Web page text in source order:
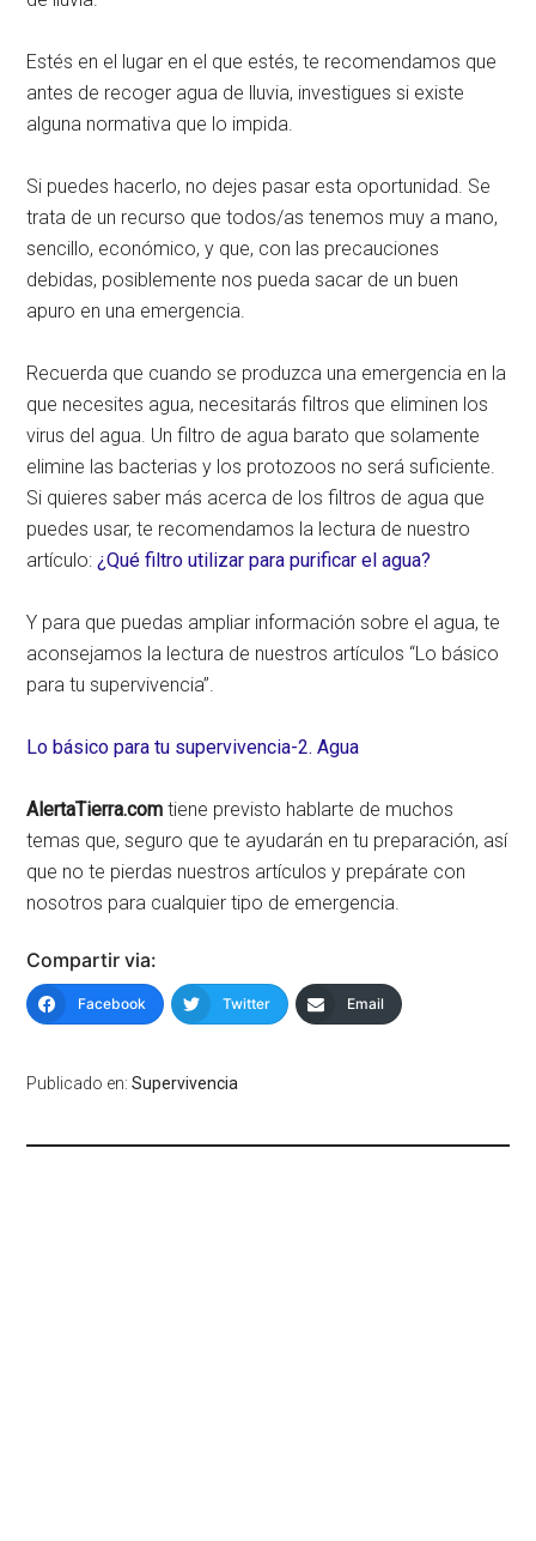
Estés en el lugar en el que estés, te recomendamos que
antes de recoger agua de lluvia, investigues si existe
alguna normativa que lo impida.
Si puedes hacerlo, no dejes pasar esta oportunidad. Se
trata de un recurso que todos/as tenemos muy a mano,
sencillo, económico, y que, con las precauciones
debidas, posiblemente nos pueda sacar de un buen
apuro en una emergencia.
Recuerda que cuando se produzca una emergencia en la
que necesites agua, necesitarás filtros que eliminen los
virus del agua. Un filtro de agua barato que solamente
elimine las bacterias y los protozoos no será suficiente.
Si quieres saber más acerca de los filtros de agua que
puedes usar, te recomendamos la lectura de nuestro
artículo:¿Qué filtro utilizar para purificar el agua?
Y para que puedas ampliar información sobre el agua, te
aconsejamos la lectura de nuestros artículos “Lo básico
para tu supervivencia”.
Lo básico para tu supervivencia-2. Agua
AlertaTierra.com tiene previsto hablarte de muchos
temas que, seguro que te ayudarán en tu preparación, así
que no te pierdas nuestros artículos y prepárate con
nosotros para cualquier tipo de emergencia.
Compartir via:
Facebook Twitter Email
Publicado en:Supervivencia